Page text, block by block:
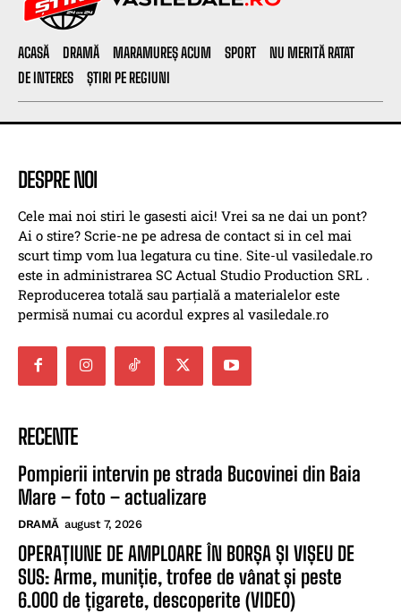
ACASĂ DRAMĂ MARAMUREȘ ACUM SPORT
NU MERITĂ RATAT
DE INTERES
ȘTIRI PE REGIUNI
DESPRE NOI
Cele mai noi stiri le gasesti aici! Vrei sa ne dai un pont?
Ai o stire? Scrie-ne pe adresa de contact si in cel mai
scurt timp vom lua legatura cu tine. Site-ul vasiledale.ro
este in administrarea SC Actual Studio Production SRL .
Reproducerea totală sau parțială a materialelor este
permisă numai cu acordul expres al vasiledale.ro
RECENTE
Pompierii intervin pe strada Bucovinei din Baia
Mare – foto – actualizare
DRAMĂ august 7, 2026
OPERAȚIUNE DE AMPLOARE ÎN BORȘA ȘI VIȘEU DE
SUS: Arme, muniție, trofee de vânat și peste
6.000 de țigarete, descoperite (VIDEO)